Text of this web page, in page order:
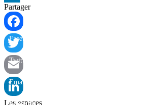
LinkedIn
Partager
Facebook
Twitter
Email
Les espaces